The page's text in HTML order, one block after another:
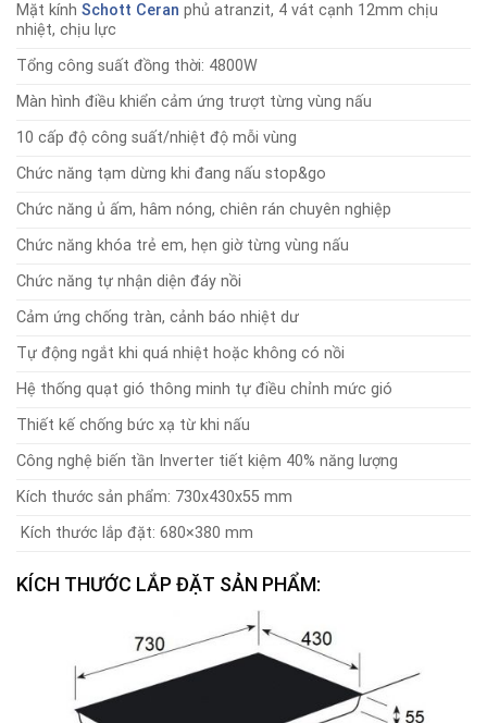
Mặt kính Schott Ceran phủ atranzit, 4 vát cạnh 12mm chịu
nhiệt, chịu lực
Tổng công suất đồng thời: 4800W
Màn hình điều khiển cảm ứng trượt từng vùng nấu
10 cấp độ công suất/nhiệt độ mỗi vùng
Chức năng tạm dừng khi đang nấu stop&go
Chức năng ủ ấm, hâm nóng, chiên rán chuyên nghiệp
Chức năng khóa trẻ em, hẹn giờ từng vùng nấu
Chức năng tự nhận diện đáy nồi
Cảm ứng chống tràn, cảnh báo nhiệt dư
Tự động ngắt khi quá nhiệt hoặc không có nồi
Hệ thống quạt gió thông minh tự điều chỉnh mức gió
Thiết kế chống bức xạ từ khi nấu
Công nghệ biến tần Inverter tiết kiệm 40% năng lượng
Kích thước sản phẩm: 730x430x55 mm
Kích thước lắp đặt: 680×380 mm
KÍCH THƯỚC LẮP ĐẶT SẢN PHẨM: